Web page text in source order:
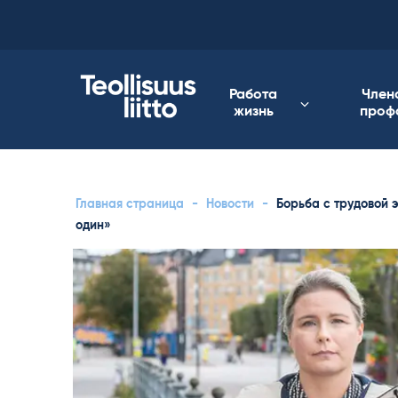
Работа
жизнь
Главная страница - Новости -
Борьба с трудовой
один»